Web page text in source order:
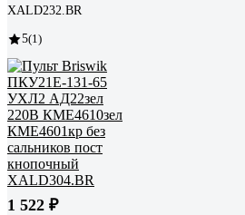
XALD232.BR
5(1)
1 522 ₽